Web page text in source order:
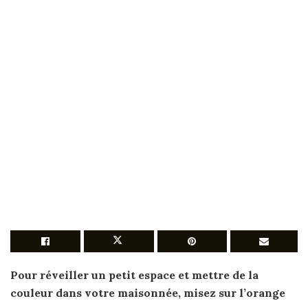
Pour réveiller un petit espace et mettre de la
couleur dans votre maisonnée, misez sur l’orange